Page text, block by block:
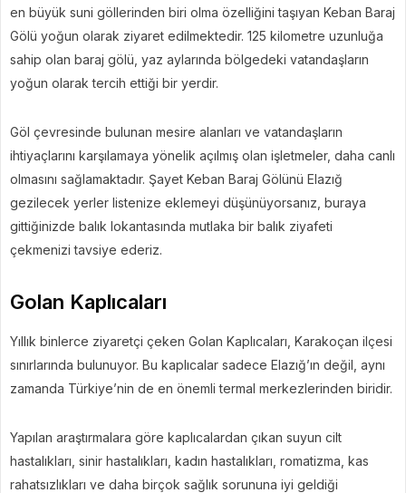
en büyük suni göllerinden biri olma özelliğini taşıyan Keban Baraj
Gölü yoğun olarak ziyaret edilmektedir. 125 kilometre uzunluğa
sahip olan baraj gölü, yaz aylarında bölgedeki vatandaşların
yoğun olarak tercih ettiği bir yerdir.
Göl çevresinde bulunan mesire alanları ve vatandaşların
ihtiyaçlarını karşılamaya yönelik açılmış olan işletmeler, daha canlı
olmasını sağlamaktadır. Şayet Keban Baraj Gölünü Elazığ
gezilecek yerler listenize eklemeyi düşünüyorsanız, buraya
gittiğinizde balık lokantasında mutlaka bir balık ziyafeti
çekmenizi tavsiye ederiz.
Golan Kaplıcaları
Yıllık binlerce ziyaretçi çeken Golan Kaplıcaları, Karakoçan ilçesi
sınırlarında bulunuyor. Bu kaplıcalar sadece Elazığ’ın değil, aynı
zamanda Türkiye’nin de en önemli termal merkezlerinden biridir.
Yapılan araştırmalara göre kaplıcalardan çıkan suyun cilt
hastalıkları, sinir hastalıkları, kadın hastalıkları, romatizma, kas
rahatsızlıkları ve daha birçok sağlık sorununa iyi geldiği